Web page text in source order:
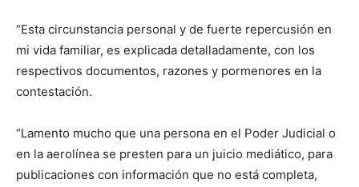
“Esta circunstancia personal y de fuerte repercusión en
mi vida familiar, es explicada detalladamente, con los
respectivos documentos, razones y pormenores en la
contestación.
“Lamento mucho que una persona en el Poder Judicial o
en la aerolínea se presten para un juicio mediático, para
publicaciones con información que no está completa,